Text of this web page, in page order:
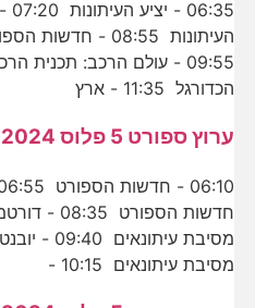
הכדורגל 11:35 - ארץ
ערוץ ספורט 5 פלוס 12-12-2024
מסיבת עיתונאים 10:15 -